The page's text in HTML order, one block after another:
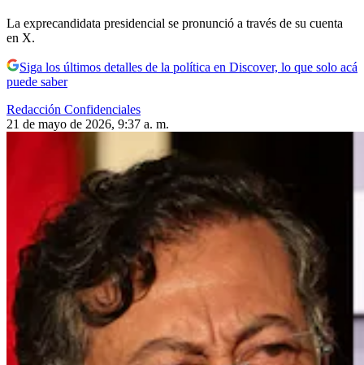
La exprecandidata presidencial se pronunció a través de su cuenta
en X.
Siga los últimos detalles de la política en Discover, lo que solo acá
puede saber
Redacción Confidenciales
21 de mayo de 2026, 9:37 a. m.